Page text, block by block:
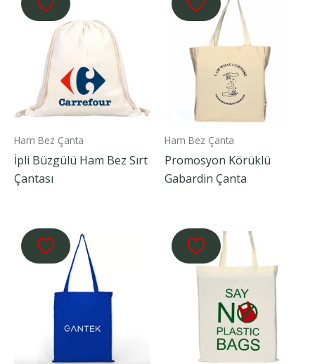
Ham Bez Çanta
İpli Büzgülü Ham Bez Sırt
Çantası
Ham Bez Çanta
Promosyon Körüklü
Gabardin Çanta